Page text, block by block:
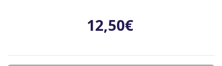
12,50€